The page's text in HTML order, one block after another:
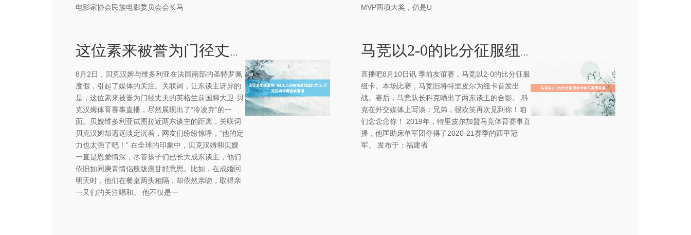
电影家协会民族电影委员会会长马
MVP两项大奖，仍是U
这位素来被誉为门径丈夫的英格兰前国脚大卫·贝克汉姆体育赛事直播
8月2日，贝克汉姆与维多利亚在法国南部的圣特罗佩
度假，引起了媒体的关注。关联词，让东谈主讶异的
是，这位素来被誉为门径丈夫的英格兰前国脚大卫·贝
克汉姆体育赛事直播，尽然展现出了“冷凌弃”的一
面。贝嫂维多利亚试图拉近两东谈主的距离，关联词
贝克汉姆却遥远淡定沉着，网友们纷纷惊呼，“他的定
力也太强了吧！” 在全球的印象中，贝克汉姆和贝嫂
一直是恩爱情深，尽管孩子们已长大成东谈主，他们
依旧如同庚青情侣般跋扈甘好意思。比如，在成婚回
明天时，他们在餐桌两头相隔，却依然亲吻，取得亲
一又们的关注唱和。 他不仅是一
马竞以2-0的比分征服纽卡体育赛事直播
直播吧8月10日讯 季前友谊赛，马竞以2-0的比分征服
纽卡。本场比赛，马竞旧将特里皮尔为纽卡首发出
战。赛后，马竞队长科克晒出了两东谈主的合影。 科
克在外交媒体上写谈：兄弟，很欢笑再次见到你！咱
们念念念你！ 2019年，特里皮尔加盟马竞体育赛事直
播，他匡助床单军团夺得了2020-21赛季的西甲冠
军。 发布于：福建省